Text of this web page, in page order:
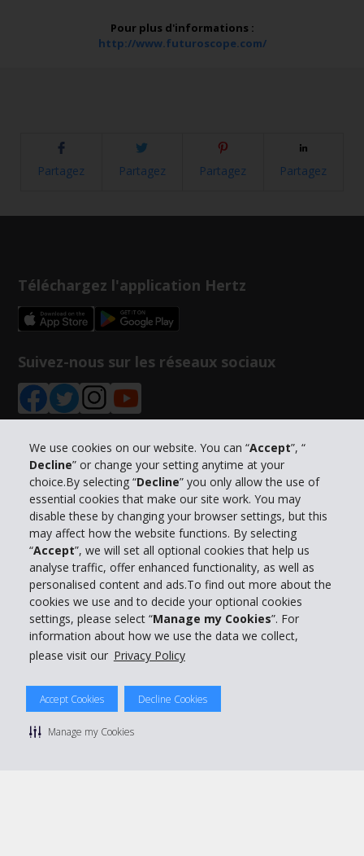
We use cookies on our website. You can “Accept”, “
Decline” or change your setting anytime at your
choice.By selecting “Decline” you only allow the use of
essential cookies that make our site work. You may
disable these by changing your browser settings, but this
may affect how the website functions. By selecting
“Accept”, we will set all optional cookies that help us
analyse traffic, offer enhanced functionality, as well as
personalised content and ads.To find out more about the
cookies we use and to decide your optional cookies
settings, please select “Manage my Cookies”. For
information about how we use the data we collect,
please visit our Privacy Policy
Accept Cookies Decline Cookies
Manage my Cookies
Pour plus d'informations :
http://www.futuroscope.com/
Partagez Partagez Partagez Partagez
Téléchargez l'application Hertz
Suivez-nous sur les réseaux sociaux
Informations sur l'entreprise
Entreprise
Support client
Réserver avec Hertz
Politique de confidentialité
Conditions de location
Gérer mes cookies